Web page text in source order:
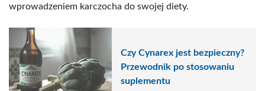
wprowadzeniem karczocha do swojej diety.
Czy Cynarex jest bezpieczny?
Przewodnik po stosowaniu
suplementu